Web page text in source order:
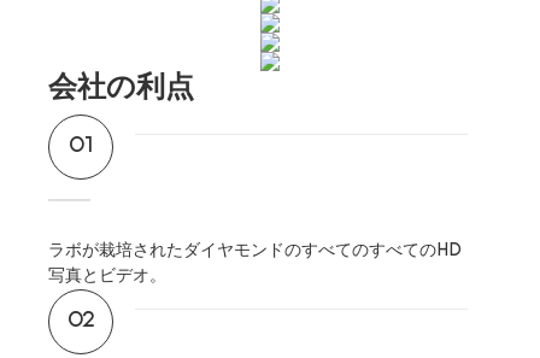
会社の利点
01
ラボが栽培されたダイヤモンドのすべてのすべてのHD
写真とビデオ。
02